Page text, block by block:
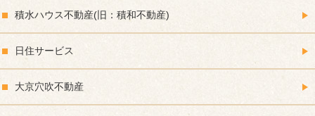
積水ハウス不動産(旧：積和不動産)
日住サービス
大京穴吹不動産